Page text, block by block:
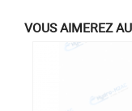
VOUS AIMEREZ